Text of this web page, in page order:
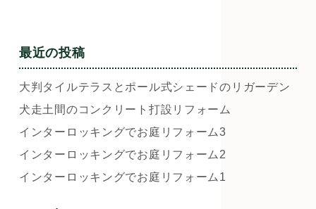
最近の投稿
大判タイルテラスとポール式シェードのリガーデン
犬走土間のコンクリート打設リフォーム
インターロッキングでお庭リフォーム3
インターロッキングでお庭リフォーム2
インターロッキングでお庭リフォーム1